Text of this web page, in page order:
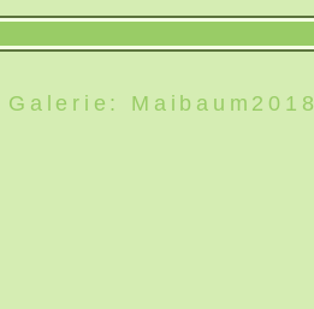
Galerie: Maibaum2018